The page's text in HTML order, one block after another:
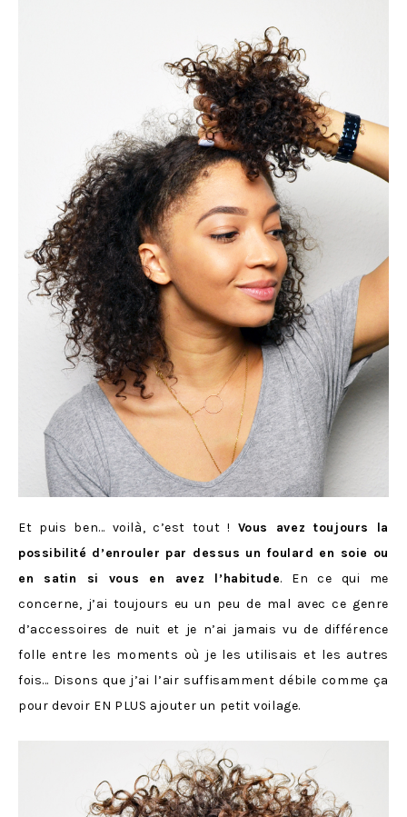
Et puis ben… voilà, c’est tout ! Vous avez toujours la
possibilité d’enrouler par dessus un foulard en soie ou
en satin si vous en avez l’habitude. En ce qui me
concerne, j’ai toujours eu un peu de mal avec ce genre
d’accessoires de nuit et je n’ai jamais vu de différence
folle entre les moments où je les utilisais et les autres
fois… Disons que j’ai l’air suffisamment débile comme ça
pour devoir EN PLUS ajouter un petit voilage.